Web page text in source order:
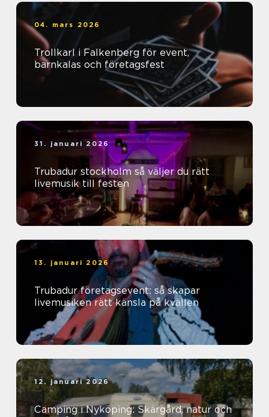
04. mars 2026
Trollkarl i Falkenberg för event,
barnkalas och företagsfest
31. januari 2026
Trubadur stockholm så väljer du rätt
livemusik till festen
13. januari 2026
Trubadur företagsevent: så skapar
livemusiken rätt känsla på kvällen
12. januari 2026
Camping i Nyköping: Skärgård, natur och